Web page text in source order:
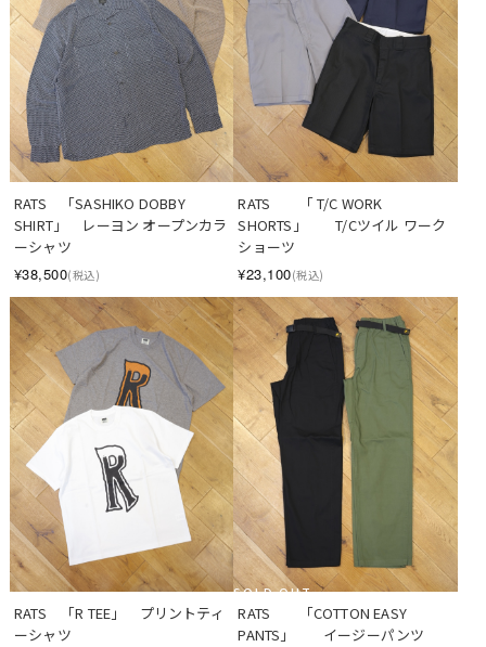
RATS　「SASHIKO DOBBY
SHIRT」　レーヨン オープンカラ
ーシャツ
¥38,500(税込)
RATS　　「 T/C WORK
SHORTS」　　T/Cツイル ワーク
ショーツ
¥23,100(税込)
RATS　「R TEE」　プリントティ
ーシャツ
SOLD OUT
RATS　　「COTTON EASY
PANTS」　　イージーパンツ